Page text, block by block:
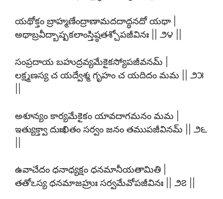
యథోక్తం బ్రాహ్మణేంద్రాణామదదాద్ధనదో యథా |
అథాబ్రవీద్బాష్పకలాంస్తిష్ఠతశ్చోపజీవినః || ౨౪ ||
సంప్రదాయ బహుద్రవ్యమేకైకస్యోపజీవనమ్ |
లక్ష్మణస్య చ యద్వేశ్మ గృహం చ యదిదం మమ || ౨౫
అశూన్యం కార్యమేకైకం యావదాగమనం మమ |
ఇత్యుక్త్వా దుఃఖితం సర్వం జనం తముపజీవినమ్ || ౨౬
ఉవాచేదం ధనాధ్యక్షం ధనమానీయతామితి |
తతోఽస్య ధనమాజహ్రుః సర్వమేవోపజీవినః || ౨౭ ||